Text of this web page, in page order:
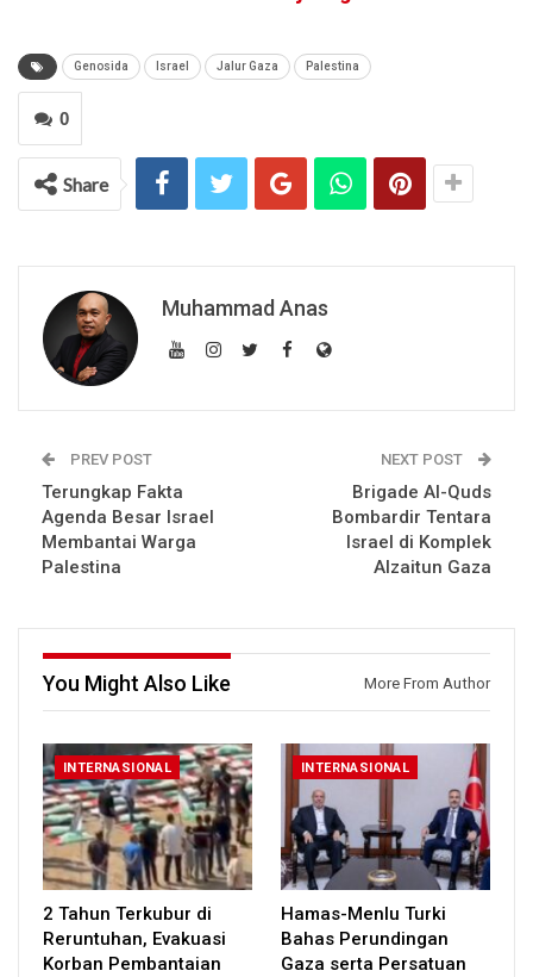
Genosida Israel Jalur Gaza Palestina
0
Share
Muhammad Anas
PREV POST
Terungkap Fakta
Agenda Besar Israel
Membantai Warga
Palestina
NEXT POST
Brigade Al-Quds
Bombardir Tentara
Israel di Komplek
Alzaitun Gaza
You Might Also Like More From Author
INTERNASIONAL
2 Tahun Terkubur di
Reruntuhan, Evakuasi
Korban Pembantaian
INTERNASIONAL
Hamas-Menlu Turki
Bahas Perundingan
Gaza serta Persatuan